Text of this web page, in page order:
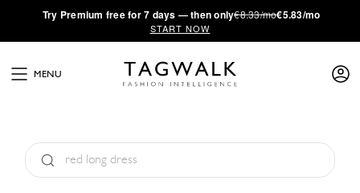
·Try Premium free for 7 days — then only€8.33/mo€5.83/mo
START NOW
MENU